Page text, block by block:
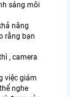
sáng môi
năng
rằng bạn
, camera
việc giám
nghe